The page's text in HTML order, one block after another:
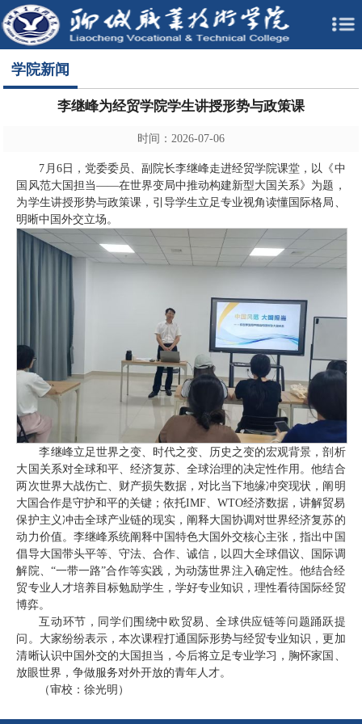
学院新闻
李继峰为经贸学院学生讲授形势与政策课
时间：2026-07-06
7月6日，党委委员、副院长李继峰走进经贸学院课堂，以《中
国风范大国担当——在世界变局中推动构建新型大国关系》为题，
为学生讲授形势与政策课，引导学生立足专业视角读懂国际格局、
明晰中国外交立场。
李继峰立足世界之变、时代之变、历史之变的宏观背景，剖析
大国关系对全球和平、经济复苏、全球治理的决定性作用。他结合
两次世界大战伤亡、财产损失数据，对比当下地缘冲突现状，阐明
大国合作是守护和平的关键；依托IMF、WTO经济数据，讲解贸易
保护主义冲击全球产业链的现实，阐释大国协调对世界经济复苏的
动力价值。李继峰系统阐释中国特色大国外交核心主张，指出中国
倡导大国带头平等、守法、合作、诚信，以四大全球倡议、国际调
解院、“一带一路”合作等实践，为动荡世界注入确定性。他结合经
贸专业人才培养目标勉励学生，学好专业知识，理性看待国际经贸
博弈。
互动环节，同学们围绕中欧贸易、全球供应链等问题踊跃提
问。大家纷纷表示，本次课程打通国际形势与经贸专业知识，更加
清晰认识中国外交的大国担当，今后将立足专业学习，胸怀家国、
放眼世界，争做服务对外开放的青年人才。
（审校：徐光明）